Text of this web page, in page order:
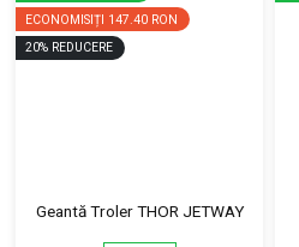
ECONOMISIȚI 147.40 RON
20% REDUCERE
Geantă Troler THOR JETWAY